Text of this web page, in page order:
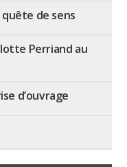
de sens
Perriand au
d’ouvrage